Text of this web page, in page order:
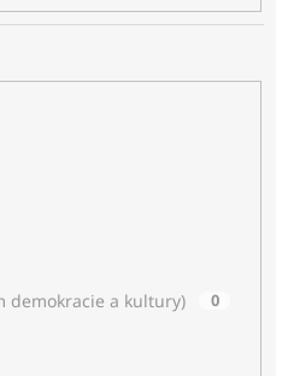
demokracie a kultury) 0